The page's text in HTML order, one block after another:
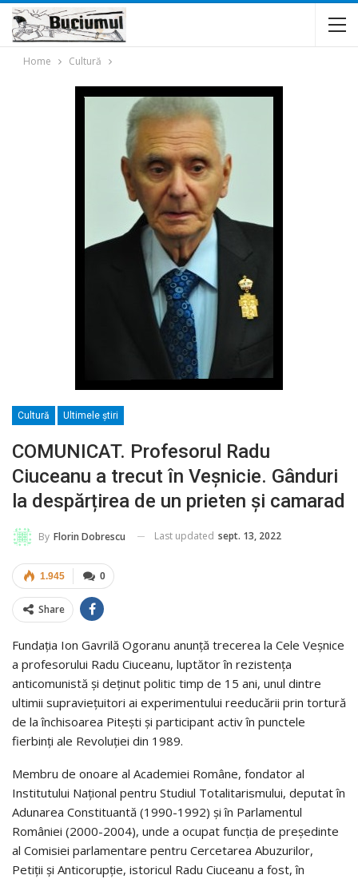
Home Cultură
Cultură Ultimele ştiri
COMUNICAT. Profesorul Radu
Ciuceanu a trecut în Veșnicie. Gânduri
la despărțirea de un prieten și camarad
By Florin Dobrescu Last updated sept. 13, 2022
0
1.945
Share
Fundația Ion Gavrilă Ogoranu anunță trecerea la Cele Veșnice
a profesorului Radu Ciuceanu, luptător în rezistența
anticomunistă și deținut politic timp de 15 ani, unul dintre
ultimii supraviețuitori ai experimentului reeducării prin tortură
de la închisoarea Pitești și participant activ în punctele
fierbinți ale Revoluției din 1989.
Membru de onoare al Academiei Române, fondator al
Institutului Național pentru Studiul Totalitarismului, deputat în
Adunarea Constituantă (1990-1992) și în Parlamentul
României (2000-2004), unde a ocupat funcția de președinte
al Comisiei parlamentare pentru Cercetarea Abuzurilor,
Petiții și Anticorupție, istoricul Radu Ciuceanu a fost, în